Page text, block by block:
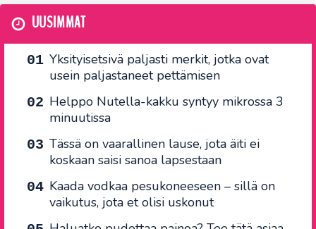
UUSIMMAT
Yksityisetsivä paljasti merkit, jotka ovat
usein paljastaneet pettämisen
Helppo Nutella-kakku syntyy mikrossa 3
minuutissa
Tässä on vaarallinen lause, jota äiti ei
koskaan saisi sanoa lapsestaan
Kaada vodkaa pesukoneeseen – sillä on
vaikutus, jota et olisi uskonut